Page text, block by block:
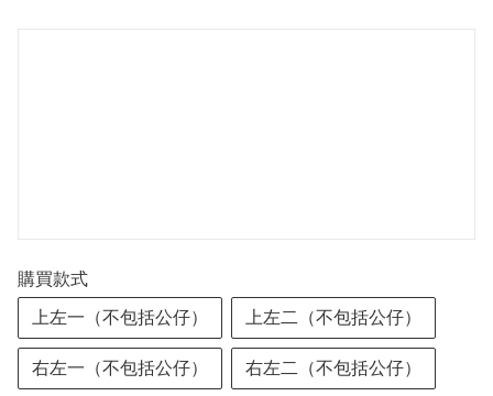
購買款式
上左一（不包括公仔） 上左二（不包括公仔）
右左一（不包括公仔） 右左二（不包括公仔）